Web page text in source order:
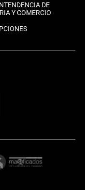
DE
Y COMERCIO